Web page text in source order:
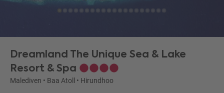
Dreamland The Unique Sea & Lake
Resort & Spa
Malediven • Baa Atoll • Hirundhoo